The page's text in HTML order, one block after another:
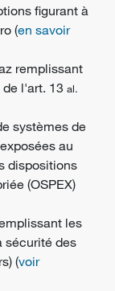
figurant à
(en savoir
remplissant
l'art. 13 al.
systèmes de
au
dispositions
(OSPEX)
les
sécurité des
(voir